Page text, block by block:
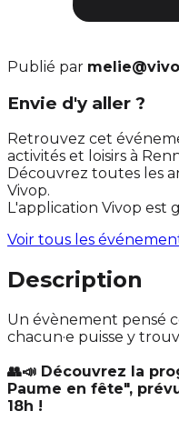
Publié par
Envie d'y aller ?
Retrouvez cet
activités et loisirs à
Découvrez toutes les
Vivop.
L'application Vivop est
Voir tous les
Description
Un évènement pensé
chacun·e puisse y
👥📣 Découvrez la
Paume en fête",
18h !